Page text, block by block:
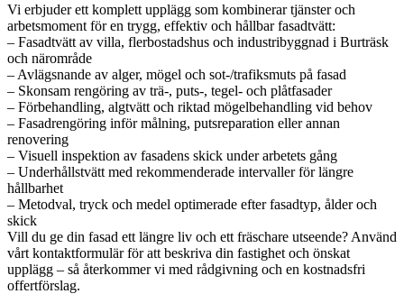
Vi erbjuder ett komplett upplägg som kombinerar tjänster och
arbetsmoment för en trygg, effektiv och hållbar fasadtvätt:
– Fasadtvätt av villa, flerbostadshus och industribyggnad i Burträsk
och närområde
– Avlägsnande av alger, mögel och sot-/trafiksmuts på fasad
– Skonsam rengöring av trä-, puts-, tegel- och plåtfasader
– Förbehandling, algtvätt och riktad mögelbehandling vid behov
– Fasadrengöring inför målning, putsreparation eller annan
renovering
– Visuell inspektion av fasadens skick under arbetets gång
– Underhållstvätt med rekommenderade intervaller för längre
hållbarhet
– Metodval, tryck och medel optimerade efter fasadtyp, ålder och
skick
Vill du ge din fasad ett längre liv och ett fräschare utseende? Använd
vårt kontaktformulär för att beskriva din fastighet och önskat
upplägg – så återkommer vi med rådgivning och en kostnadsfri
offertförslag.